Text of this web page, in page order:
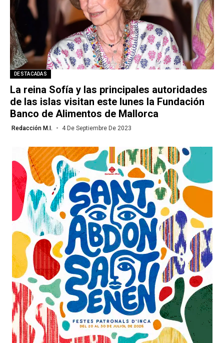
DESTACADAS
La reina Sofía y las principales autoridades
de las islas visitan este lunes la Fundación
Banco de Alimentos de Mallorca
Redacción M.I. 4 De Septiembre De 2023